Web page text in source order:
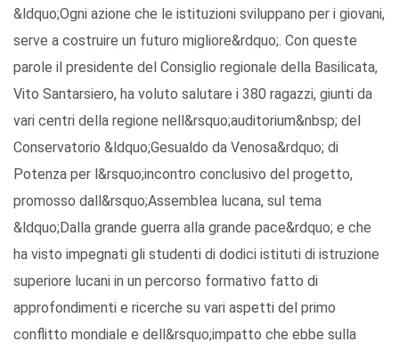
&ldquo;Ogni azione che le istituzioni sviluppano per i giovani,
serve a costruire un futuro migliore&rdquo;. Con queste
parole il presidente del Consiglio regionale della Basilicata,
Vito Santarsiero, ha voluto salutare i 380 ragazzi, giunti da
vari centri della regione nell&rsquo;auditorium&nbsp; del
Conservatorio &ldquo;Gesualdo da Venosa&rdquo; di
Potenza per l&rsquo;incontro conclusivo del progetto,
promosso dall&rsquo;Assemblea lucana, sul tema
&ldquo;Dalla grande guerra alla grande pace&rdquo; e che
ha visto impegnati gli studenti di dodici istituti di istruzione
superiore lucani in un percorso formativo fatto di
approfondimenti e ricerche su vari aspetti del primo
conflitto mondiale e dell&rsquo;impatto che ebbe sulla